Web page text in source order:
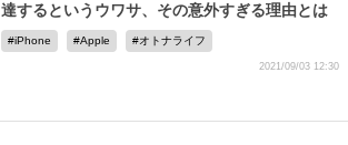
達するというウワサ、その意外すぎる理由とは
iPhone Apple オトナライフ
2021/09/03 12:30